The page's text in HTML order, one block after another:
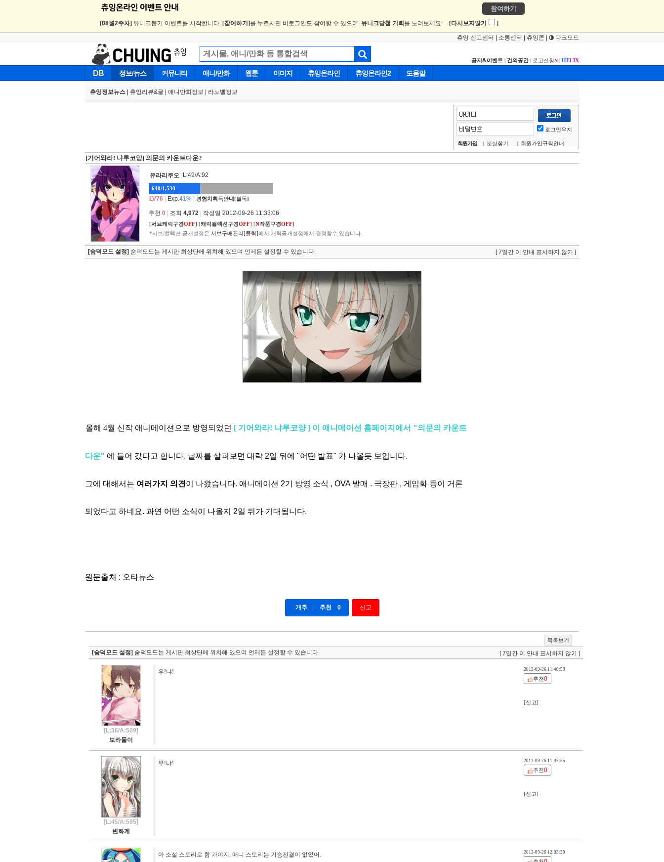
참여하기
[08월2주차] 유니크뽑기 이벤트를 시작합니다. [참여하기] 를 누르시면 비로그인도 참여할 수 있으며, 유니크당첨 기회 를 노려보세요! [다시보지않기 ]
츄잉 신고센터 소통센터 츄잉콘 다크모드
공지&이벤트 | 건의공간| 로고신청N | HELIX
DB 정보/뉴스 커뮤니티 애니/만화 웹툰 이미지 츄잉온라인 츄잉온라인2 도움말
츄잉정보뉴스 츄잉리뷰&글 애니만화정보 라노벨정보
로그인유지
회원가입 | 분실찾기 | 회원가입규칙안내
[기어와라! 냐루코양] 의문의 카운트다운?
유라리쿠오 L:49/A:92
640/1,530
LV76 Exp.41% 경험치획득안내[필독]
추천 0 조회 4,972 작성일 2012-09-26 11:33:06
[서브캐릭구경OFF] [캐릭컬렉션구경OFF] [N작품구경OFF]
*서브/컬렉션 공개설정은 서브구매관리[클릭]에서 캐릭공개설정에서 결정할수 있습니다.
[숨덕모드 설정] 숨덕모드는 게시판 최상단에 위치해 있으며 언제든 설정할 수 있습니다. [ 7일간 이 안내 표시하지 않기 ]
올해 4월 신작 애니메이션으로 방영되었던 [ 기어와라! 냐루코양 ] 이 애니메이션 홈페이지에서 "의문의 카운트
다운" 에 들어 갔다고 합니다. 날짜를 살펴보면 대략 2일 뒤에 "어떤 발표" 가 나올듯 보입니다.
그에 대해서는 여러가지 의견 이 나왔습니다. 애니메이션 2기 방영 소식 , OVA 발매 . 극장판 , 게임화 등이 거론
되었다고 하네요. 과연 어떤 소식이 나올지 2일 뒤가 기대됩니다.
원문출처 : 오타뉴스
개추 추천 0 신고
목록보기
[숨덕모드 설정] 숨덕모드는 게시판 최상단에 위치해 있으며 언제든 설정할 수 있습니다. [ 7일간 이 안내 표시하지 않기 ]
[L:36/A:509]
보라돌이
우!냐! 2012-09-26 11:40:59
추천0
[신고]
[L:45/A:595]
변화계
우!냐! 2012-09-26 11:45:55
추천0
[신고]
아 소설 스토리로 함 가야지. 애니 스토리는 기승전결이 없었어. 2012-09-26 12:03:30